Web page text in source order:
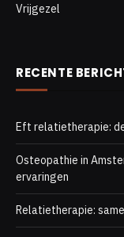
Vrijgezel
RECENTE
Eft relatietherapie:
Osteopathie in
ervaringen
Relatietherapie: